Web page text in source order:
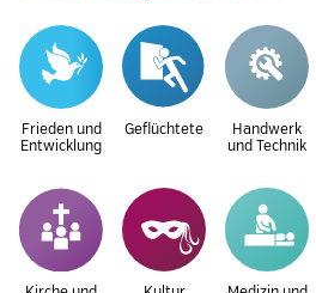
Frieden und
Entwicklung
Geflüchtete
Handwerk
und Technik